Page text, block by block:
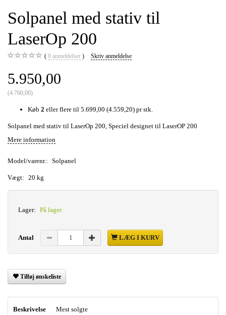
Solpanel med stativ til
LaserOp 200
0 anmeldelser Skriv anmeldelse
5.950,00
(4.760,00)
Køb 2 eller flere til 5.699,00 (4.559,20) pr stk.
Solpanel med stativ til LaserOp 200, Speciel designet til LaserOP 200
Mere information
Model/varenr.: Solpanel
Vægt: 20 kg
Lager: På lager
Antal LÆG I KURV
Tilføj ønskeliste
Beskrivelse Mest solgte